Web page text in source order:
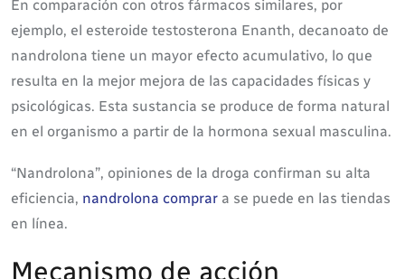
En comparación con otros fármacos similares, por
ejemplo, el esteroide testosterona Enanth, decanoato de
nandrolona tiene un mayor efecto acumulativo, lo que
resulta en la mejor mejora de las capacidades físicas y
psicológicas. Esta sustancia se produce de forma natural
en el organismo a partir de la hormona sexual masculina.
“Nandrolona”, opiniones de la droga confirman su alta
eficiencia, nandrolona comprar a se puede en las tiendas
en línea.
Mecanismo de acción